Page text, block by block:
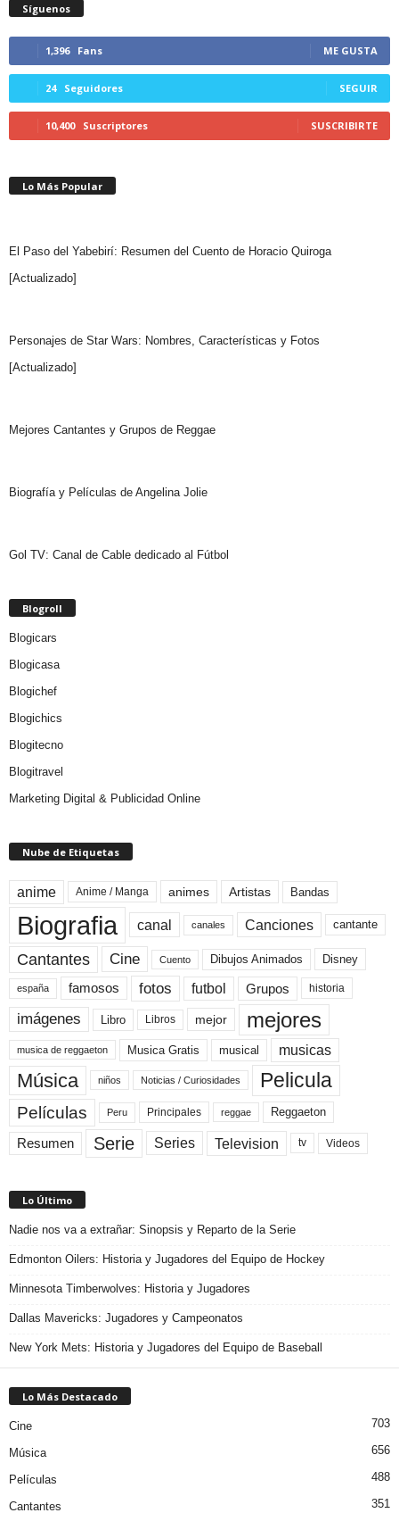
Síguenos
1,396 Fans ME GUSTA
24 Seguidores SEGUIR
10,400 Suscriptores SUSCRIBIRTE
Lo Más Popular
El Paso del Yabebirí: Resumen del Cuento de Horacio Quiroga
[Actualizado]
Personajes de Star Wars: Nombres, Características y Fotos
[Actualizado]
Mejores Cantantes y Grupos de Reggae
Biografía y Películas de Angelina Jolie
Gol TV: Canal de Cable dedicado al Fútbol
Blogroll
Blogicars
Blogicasa
Blogichef
Blogichics
Blogitecno
Blogitravel
Marketing Digital & Publicidad Online
Nube de Etiquetas
anime Anime / Manga animes Artistas Bandas
Biografia canal canales Canciones cantante
Cantantes Cine Cuento Dibujos Animados Disney
españa famosos fotos futbol Grupos historia
imágenes Libro Libros mejor mejores
musica de reggaeton Musica Gratis musical musicas
Música niños Noticias / Curiosidades Pelicula
Películas Peru Principales reggae Reggaeton
Resumen Serie Series Television tv Videos
Lo Último
Nadie nos va a extrañar: Sinopsis y Reparto de la Serie
Edmonton Oilers: Historia y Jugadores del Equipo de Hockey
Minnesota Timberwolves: Historia y Jugadores
Dallas Mavericks: Jugadores y Campeonatos
New York Mets: Historia y Jugadores del Equipo de Baseball
Lo Más Destacado
Cine 703
Música 656
Películas 488
Cantantes 351